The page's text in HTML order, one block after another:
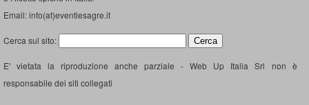
Email: info(at)eventiesagre.it
Cerca sul sito:
E' vietata la riproduzione anche parziale - Web Up Italia Srl non è
responsabile dei siti collegati